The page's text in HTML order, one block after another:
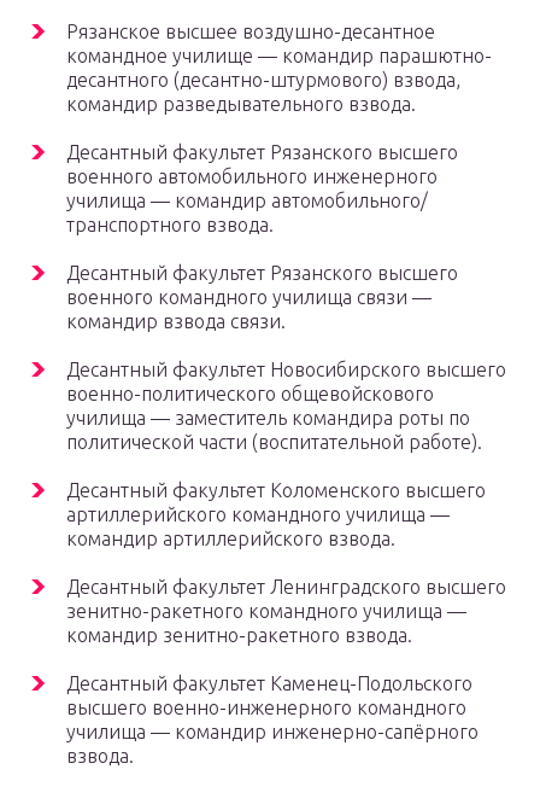
Рязанское высшее воздушно-десантное
командное училище — командир парашютно-
десантного (десантно-штурмового) взвода,
командир разведывательного взвода.
Десантный факультет Рязанского высшего
военного автомобильного инженерного
училища — командир автомобильного/
транспортного взвода.
Десантный факультет Рязанского высшего
военного командного училища связи —
командир взвода связи.
Десантный факультет Новосибирского высшего
военно-политического общевойскового
училища — заместитель командира роты по
политической части (воспитательной работе).
Десантный факультет Коломенского высшего
артиллерийского командного училища —
командир артиллерийского взвода.
Десантный факультет Ленинградского высшего
зенитно-ракетного командного училища —
командир зенитно-ракетного взвода.
Десантный факультет Каменец-Подольского
высшего военно-инженерного командного
училища — командир инженерно-сапёрного
взвода.